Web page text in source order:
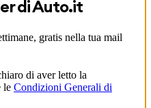
diAuto.it
gratis nella tua mail
di aver letto la
le Condizioni Generali di